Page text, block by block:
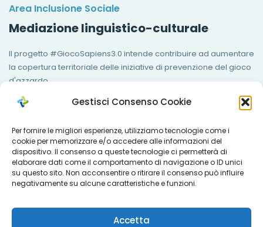
Gestisci Consenso Cookie
Per fornire le migliori esperienze, utilizziamo tecnologie come i
cookie per memorizzare e/o accedere alle informazioni del
dispositivo. Il consenso a queste tecnologie ci permetterà di
elaborare dati come il comportamento di navigazione o ID unici
su questo sito. Non acconsentire o ritirare il consenso può influire
negativamente su alcune caratteristiche e funzioni.
Accetta
Area Inclusione Sociale
Mediazione linguistico-culturale
Il progetto #GiocoSapiens3.0 intende contribuire ad aumentare
la copertura territoriale delle iniziative di prevenzione del gioco
d'azzardo …